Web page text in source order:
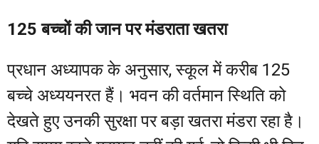
125 बच्चों की जान पर मंडराता खतरा
प्रधान अध्यापक के अनुसार, स्कूल में करीब 125
बच्चे अध्ययनरत हैं। भवन की वर्तमान स्थिति को
देखते हुए उनकी सुरक्षा पर बड़ा खतरा मंडरा रहा है।